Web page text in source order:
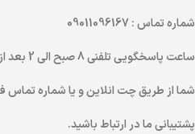
شماره تماس: 09011096167
ساعت پاسخگویی تلفنی
شما از طریقچت انلاینو یاشماره تماس
پشتیبانی ما در ارتباط باشید.